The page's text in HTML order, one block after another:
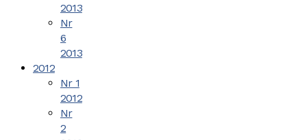
2013
Nr
6
2013
2012
Nr 1
2012
Nr
2